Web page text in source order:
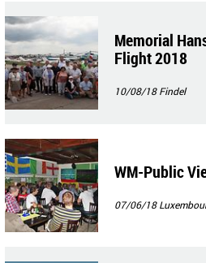
Memorial
Flight 2018
10/08/18Findel
WM-Public
07/06/18